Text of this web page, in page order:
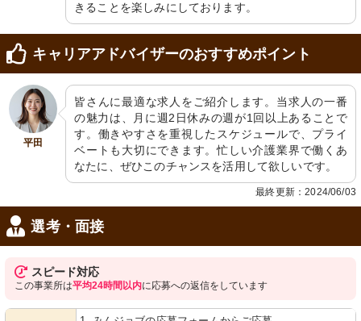
玄関
明るく清潔な受付エリアで、ゆったり
とくつろげる空間が迎えます。おしゃ
れなインテリアが心地よい雰囲気を演
出しています。
浴室
明るい窓辺に便利な浴槽リフトを完備
し、快適な入浴サポートを提供しま
す。
手すりや椅子が完備された明るい浴室 温かみのある木目調で統一された入り
きることを楽しみにしております。
キャリアアドバイザーのおすすめポイント
平田
皆さんに最適な求人をご紹介します。当求人の一番
の魅力は、月に週2日休みの週が1回以上あることで
す。働きやすさを重視したスケジュールで、プライ
ベートも大切にできます。忙しい介護業界で働くあ
なたに、ぜひこのチャンスを活用して欲しいです。
最終更新：2024/06/03
選考・面接
スピード対応
この事業所は平均24時間以内に応募への返信をしています